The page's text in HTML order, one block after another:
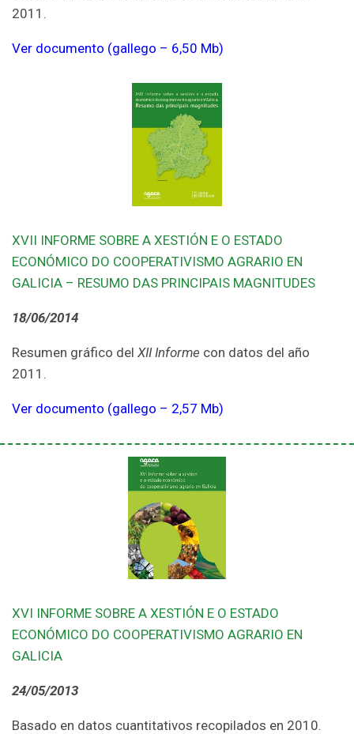
2011.
Ver documento (gallego – 6,50 Mb)
XVII INFORME SOBRE A XESTIÓN E O ESTADO
ECONÓMICO DO COOPERATIVISMO AGRARIO EN
GALICIA – RESUMO DAS PRINCIPAIS MAGNITUDES
18/06/2014
Resumen gráfico del XII Informe con datos del año
2011.
Ver documento (gallego – 2,57 Mb)
XVI INFORME SOBRE A XESTIÓN E O ESTADO
ECONÓMICO DO COOPERATIVISMO AGRARIO EN
GALICIA
24/05/2013
Basado en datos cuantitativos recopilados en 2010.